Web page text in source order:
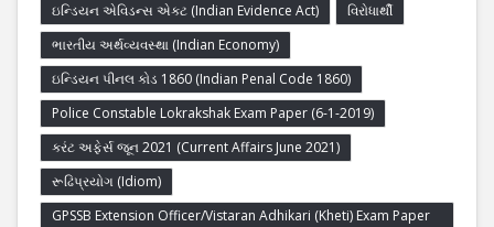
ઇન્ડિયન એવિડન્સ એક્ટ (Indian Evidence Act)
વિરોધાર્થી
ભારતીય અર્થવ્યવસ્થા (Indian Economy)
ઇન્ડિયન પીનલ કોડ 1860 (Indian Penal Code 1860)
Police Constable Lokrakshak Exam Paper (6-1-2019)
કરંટ અફેર્સ જૂન 2021 (Current Affairs June 2021)
રૂઢિપ્રયોગ (Idiom)
GPSSB Extension Officer/Vistaran Adhikari (Kheti) Exam Paper